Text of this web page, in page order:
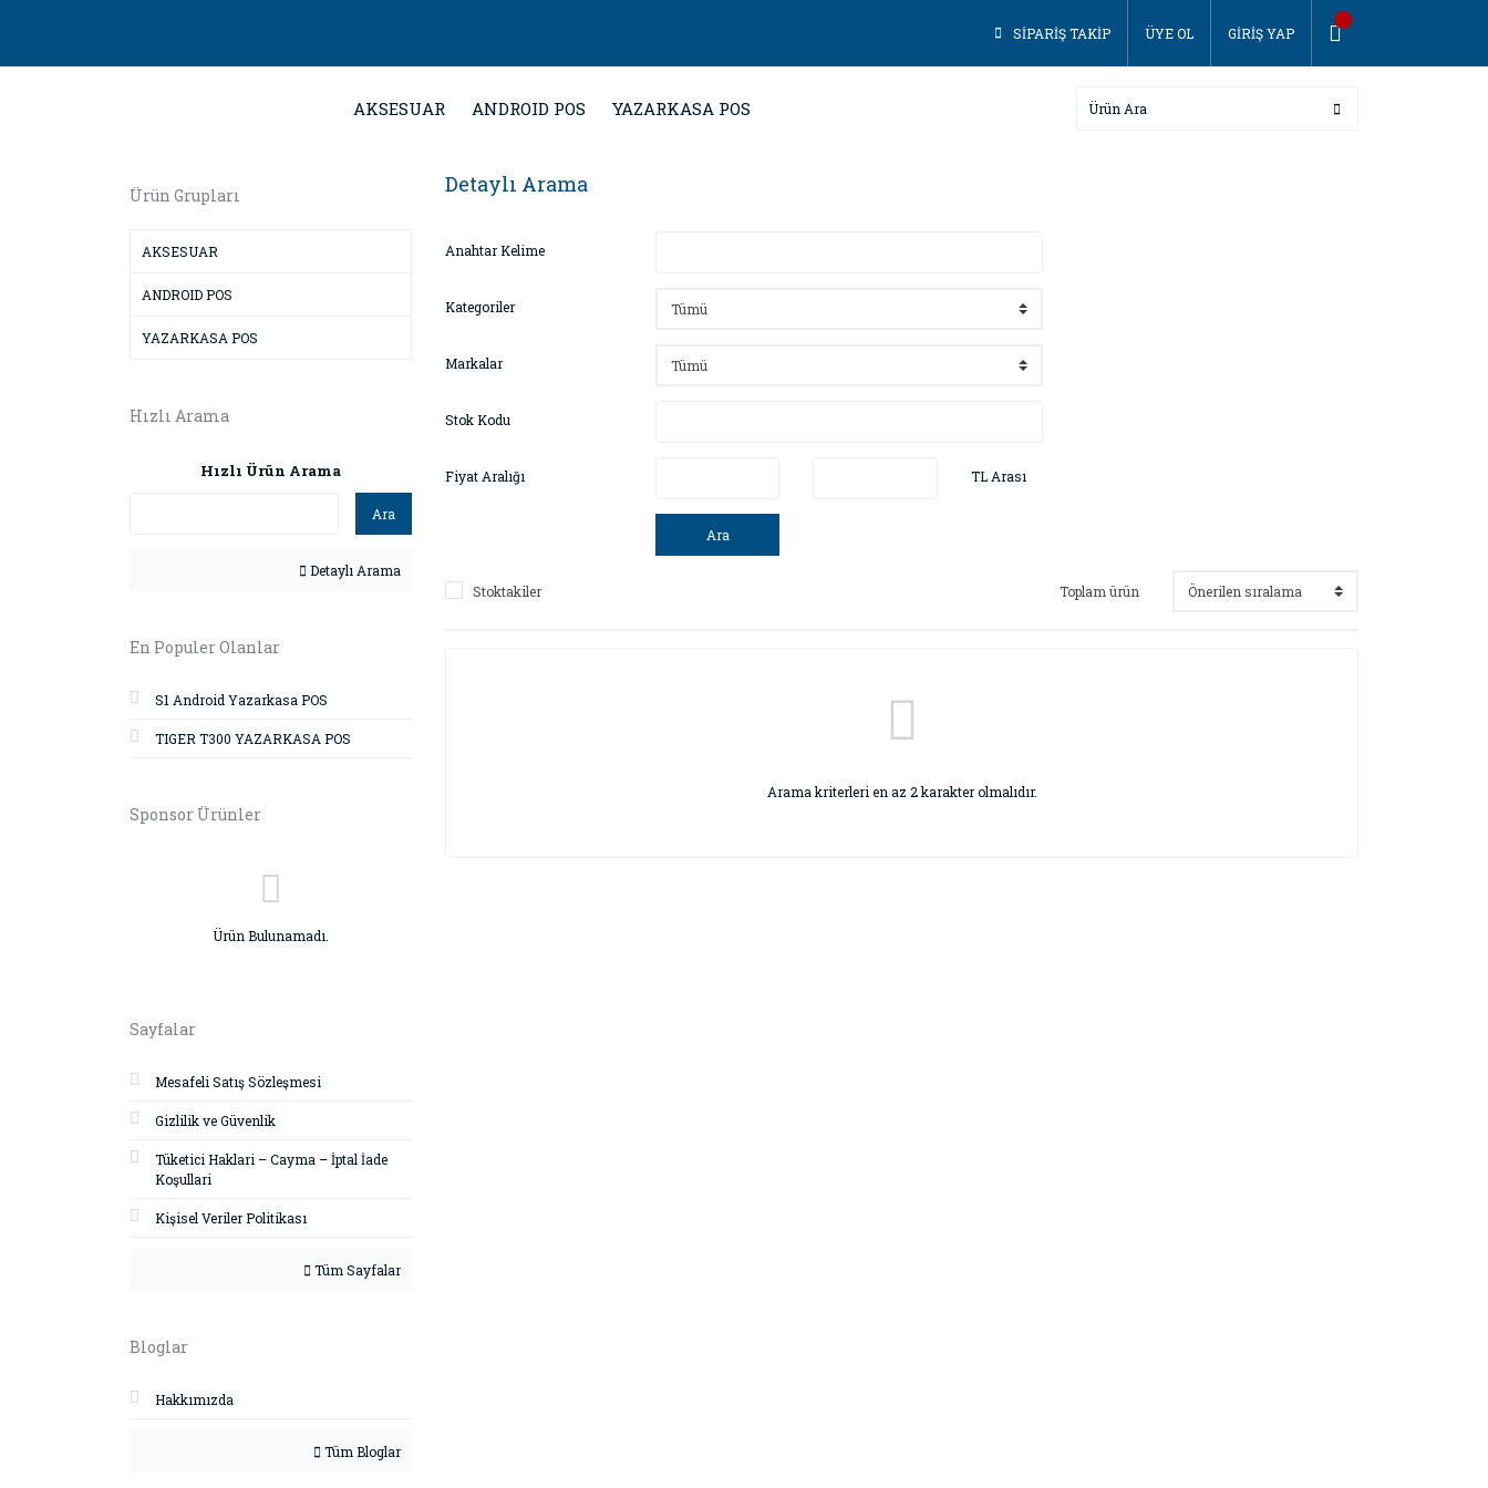
SİPARİŞ TAKİP ÜYE OL GİRİŞ YAP
AKSESUAR ANDROID POS YAZARKASA POS
Ürün Grupları
AKSESUAR
ANDROID POS
YAZARKASA POS
Hızlı Arama
Hızlı Ürün Arama
Ara
Detaylı Arama
En Populer Olanlar
S1 Android Yazarkasa POS
TIGER T300 YAZARKASA POS
Sponsor Ürünler
Ürün Bulunamadı.
Sayfalar
Mesafeli Satış Sözleşmesi
Gizlilik ve Güvenlik
Tüketici Haklari – Cayma – İptal İade
Koşullari
Kişisel Veriler Politikası
Tüm Sayfalar
Bloglar
Hakkımızda
Tüm Bloglar
Detaylı Arama
Anahtar Kelime
Kategoriler
Markalar
Stok Kodu
Fiyat Aralığı TL Arası
Ara
Stoktakiler Toplam ürün
Arama kriterleri en az 2 karakter olmalıdır.